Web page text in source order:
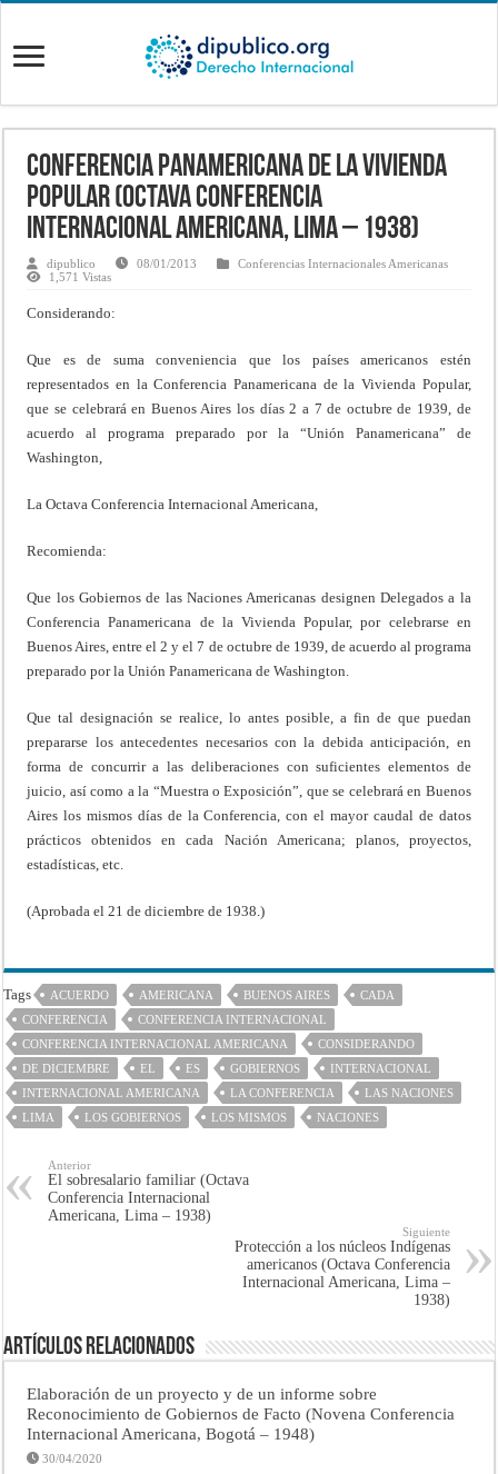
Conferencia Panamericana de la Vivienda
Popular (Octava Conferencia
Internacional Americana, Lima – 1938)
dipublico 08/01/2013
Conferencias Internacionales Americanas
1,571 Vistas
Considerando:
Que es de suma conveniencia que los países americanos estén
representados en la Conferencia Panamericana de la Vivienda Popular,
que se celebrará en Buenos Aires los días 2 a 7 de octubre de 1939, de
acuerdo al programa preparado por la “Unión Panamericana” de
Washington,
La Octava Conferencia Internacional Americana,
Recomienda:
Que los Gobiernos de las Naciones Americanas designen Delegados a la
Conferencia Panamericana de la Vivienda Popular, por celebrarse en
Buenos Aires, entre el 2 y el 7 de octubre de 1939, de acuerdo al programa
preparado por la Unión Panamericana de Washington.
Que tal designación se realice, lo antes posible, a fin de que puedan
prepararse los antecedentes necesarios con la debida anticipación, en
forma de concurrir a las deliberaciones con suficientes elementos de
juicio, así como a la “Muestra o Exposición”, que se celebrará en Buenos
Aires los mismos días de la Conferencia, con el mayor caudal de datos
prácticos obtenidos en cada Nación Americana; planos, proyectos,
estadísticas, etc.
(Aprobada el 21 de diciembre de 1938.)
Tags ACUERDO AMERICANA BUENOS AIRES
CADA
CONFERENCIA
CONFERENCIA INTERNACIONAL
CONFERENCIA INTERNACIONAL AMERICANA
CONSIDERANDO
DE DICIEMBRE
EL ES GOBIERNOS
INTERNACIONAL
INTERNACIONAL AMERICANA
LA CONFERENCIA
LAS NACIONES
LIMA
LOS GOBIERNOS LOS MISMOS NACIONES
Anterior
El sobresalario familiar (Octava
Conferencia Internacional
Americana, Lima – 1938)
Siguiente
Protección a los núcleos Indígenas
americanos (Octava Conferencia
Internacional Americana, Lima –
1938)
Artículos Relacionados
Elaboración de un proyecto y de un informe sobre
Reconocimiento de Gobiernos de Facto (Novena Conferencia
Internacional Americana, Bogotá – 1948)
30/04/2020